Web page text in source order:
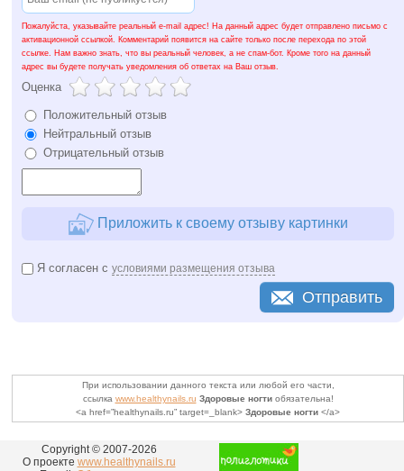
Пожалуйста, указывайте реальный e-mail адрес! На данный адрес будет отправлено письмо с
активационной ссылкой. Комментарий появится на сайте только после перехода по этой
ссылке. Нам важно знать, что вы реальный человек, а не спам-бот. Кроме того на данный
адрес вы будете получать уведомления об ответах на Ваш отзыв.
Оценка
Положительный отзыв
Нейтральный отзыв
Отрицательный отзыв
Приложить к своему отзыву картинки
Я согласен с условиями размещения отзыва
Отправить
При использовании данного текста или любой его части,
ссылка www.healthynails.ru Здоровые ногтиобязательна!
<a href=”healthynails.ru” target=_blank> Здоровые ногти </a>
Copyright © 2007-2026
О проекте www.healthynails.ru